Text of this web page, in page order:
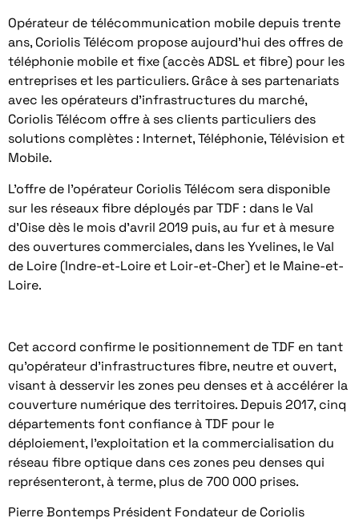
Opérateur de télécommunication mobile depuis trente
ans, Coriolis Télécom propose aujourd’hui des offres de
téléphonie mobile et fixe (accès ADSL et fibre) pour les
entreprises et les particuliers. Grâce à ses partenariats
avec les opérateurs d’infrastructures du marché,
Coriolis Télécom offre à ses clients particuliers des
solutions complètes : Internet, Téléphonie, Télévision et
Mobile.
L’offre de l’opérateur Coriolis Télécom sera disponible
sur les réseaux fibre déployés par TDF : dans le Val
d’Oise dès le mois d’avril 2019 puis, au fur et à mesure
des ouvertures commerciales, dans les Yvelines, le Val
de Loire (Indre-et-Loire et Loir-et-Cher) et le Maine-et-
Loire.
Cet accord confirme le positionnement de TDF en tant
qu’opérateur d’infrastructures fibre, neutre et ouvert,
visant à desservir les zones peu denses et à accélérer la
couverture numérique des territoires. Depuis 2017, cinq
départements font confiance à TDF pour le
déploiement, l’exploitation et la commercialisation du
réseau fibre optique dans ces zones peu denses qui
représenteront, à terme, plus de 700 000 prises.
Pierre Bontemps Président Fondateur de Coriolis